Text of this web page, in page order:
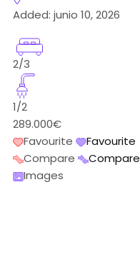
Added: junio 10, 2026
2/3
1/2
289.000€
Favourite
Favourite
Compare
Compare
Images